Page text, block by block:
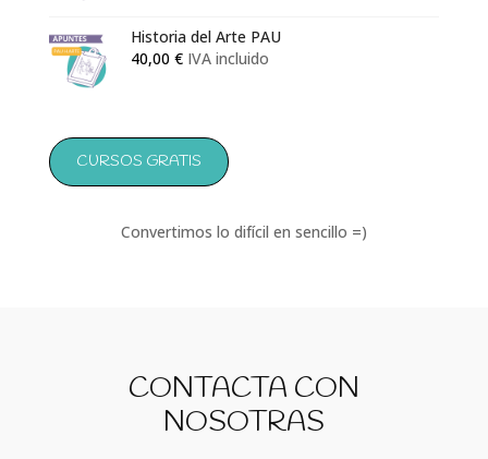
Historia del Arte PAU
40,00 € IVA incluido
CURSOS GRATIS
Convertimos lo difícil en sencillo =)
CONTACTA CON
NOSOTRAS